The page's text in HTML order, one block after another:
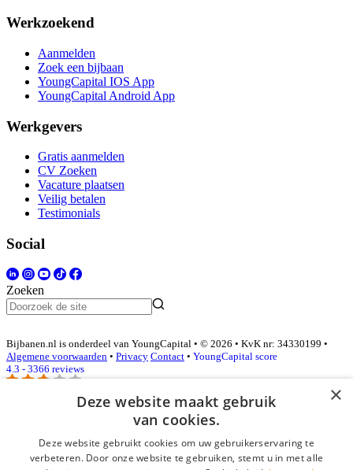
Werkzoekend
Aanmelden
Zoek een bijbaan
YoungCapital IOS App
YoungCapital Android App
Werkgevers
Gratis aanmelden
CV Zoeken
Vacature plaatsen
Veilig betalen
Testimonials
Social
Zoeken
Bijbanen.nl is onderdeel van YoungCapital • © 2026 • KvK nr: 34330199 •
Algemene voorwaarden • Privacy Contact • YoungCapital score
4.3 - 3366 reviews
E-mail*
×
Deze website maakt gebruik
van cookies.
Deze website gebruikt cookies om uw gebruikerservaring te
verbeteren. Door onze website te gebruiken, stemt u in met alle